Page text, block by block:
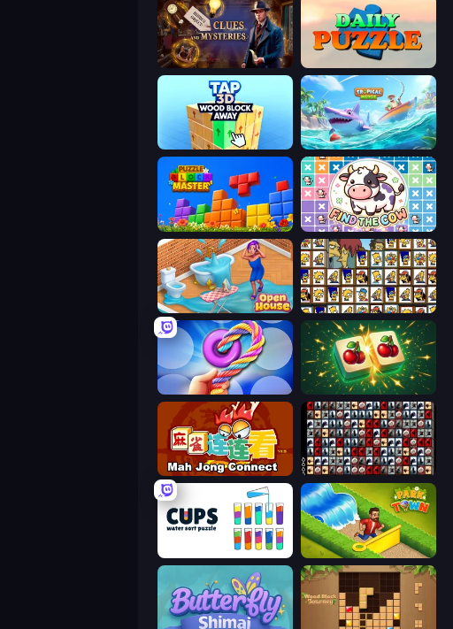
Hidden Object: Clues and Mysteries
Tropical Merge
Puzzle Block Master Find The Cow
Open House Tiles of the Simpsons
Twisted Tangle Mahjong Puzzle: Tile Match
Mahjong Connect (Legacy) War Mahjong
Cups - Water Sort Puzzle Park Town